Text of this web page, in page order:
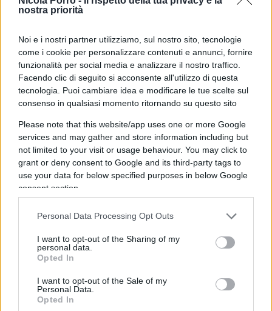
nostra priorità
Noi e i nostri partner utilizziamo, sul nostro sito, tecnologie
come i cookie per personalizzare contenuti e annunci, fornire
funzionalità per social media e analizzare il nostro traffico.
Facendo clic di seguito si acconsente all'utilizzo di questa
tecnologia. Puoi cambiare idea e modificare le tue scelte sul
consenso in qualsiasi momento ritornando su questo sito
Please note that this website/app uses one or more Google
services and may gather and store information including but
not limited to your visit or usage behaviour. You may click to
grant or deny consent to Google and its third-party tags to
use your data for below specified purposes in below Google
consent section.
Personal Data Processing Opt Outs
I want to opt-out of the Sharing of my
personal data.
Opted In
I want to opt-out of the Sale of my
Personal Data.
Opted In
garrire più recentemente: l’
E allora ripiegate su una specie di palinsesto di
Raitre fatto partito, su un veltronismo senza
Veltroni, su una paccottiglia progressista che
ormai stufa pure voi: gretinismo, dirittismo (che è
cosa diversa dalla difesa della libertà: voi volete
solo altre leggi), idolatria delle minoranze (non
come preziosa difesa di diversità e alterità, ma
come pretesa di imporre identità e omologazione
pure a chi non le vuole).
E tutto questo, me lo permetta, senza fascino, con
la noia che la accompagna e le cammina a fianco,
riuscite a togliervi di dosso. Le cose che non vi
piacciono – invece – sono sempre le stesse: la